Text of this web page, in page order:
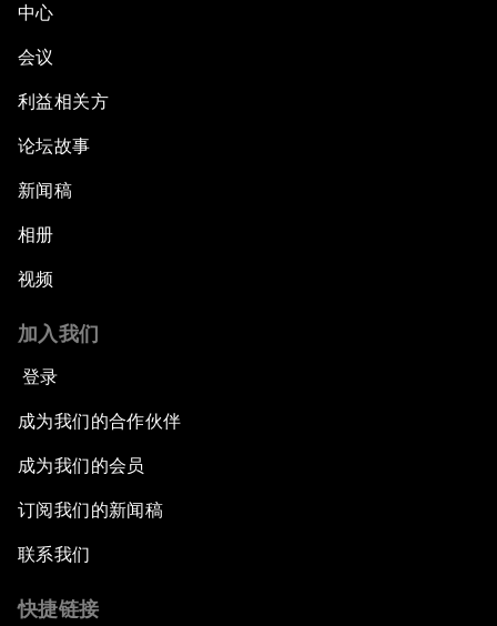
中心
会议
利益相关方
论坛故事
新闻稿
相册
视频
加入我们
登录
成为我们的合作伙伴
成为我们的会员
订阅我们的新闻稿
联系我们
快捷链接